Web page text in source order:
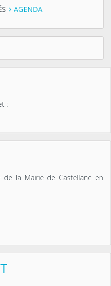
AGENDA
:
de la Mairie de Castellane en